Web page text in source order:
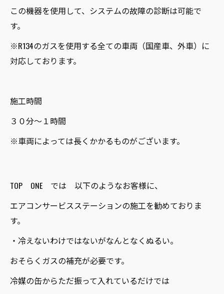
この機器を使用して、システムの故障の診断は可能で
す。
※R134のガスを使用する全ての車両（国産車、外車）に
対応しております。
施工時間
３０分～１時間
※車両によっては長くかかるものがございます。
TOP ONE では 以下のようなお客様に、
エアコンサービスステーションの施工を勧めておりま
す。
・冷えないわけではないがなんとなくぬるい。
おそらくガスの補充が必要です。
冷媒の缶からただ振って入れているだけでは